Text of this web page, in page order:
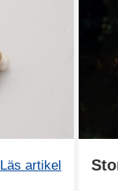
Läs artikel